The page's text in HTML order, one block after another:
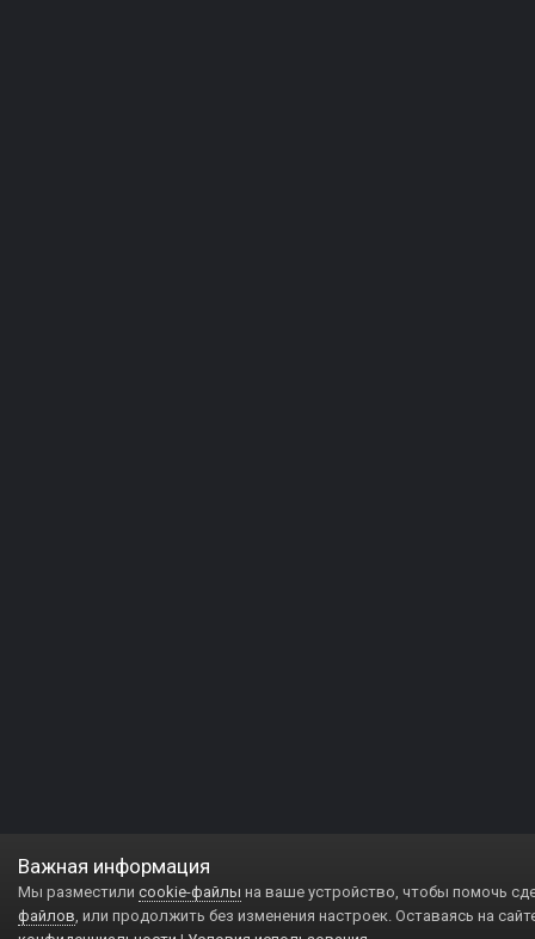
Важная информация
Мы разместили cookie-файлы на ваше устройство, чтобы помочь
файлов, или продолжить без изменения настроек. Оставаясь на